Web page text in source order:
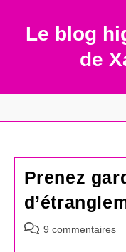
contentLe blog
de
Prenez
Commentaires
9 commentaires